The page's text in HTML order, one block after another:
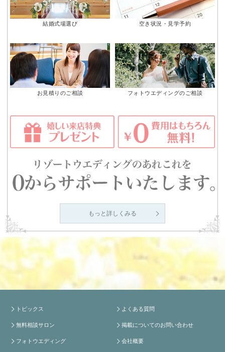
結婚式場選び 空き状況・見学予約
お見積りのご相談 フォトウエディングのご相談
もっと詳しくみる
トピックス
無料相談サロン
フォトウエディング
よくある質問
掲載についてのお問い合わせ
会社概要